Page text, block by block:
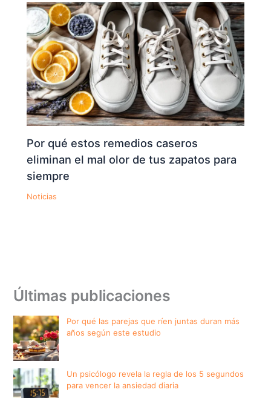
Por qué estos remedios caseros
eliminan el mal olor de tus zapatos para
siempre
Noticias
Últimas publicaciones
Por qué las parejas que ríen juntas duran más
años según este estudio
Un psicólogo revela la regla de los 5 segundos
para vencer la ansiedad diaria